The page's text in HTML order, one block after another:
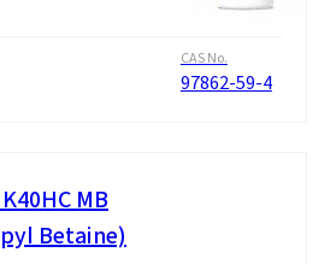
CAS No.
97862-59-4
MB
Betaine)